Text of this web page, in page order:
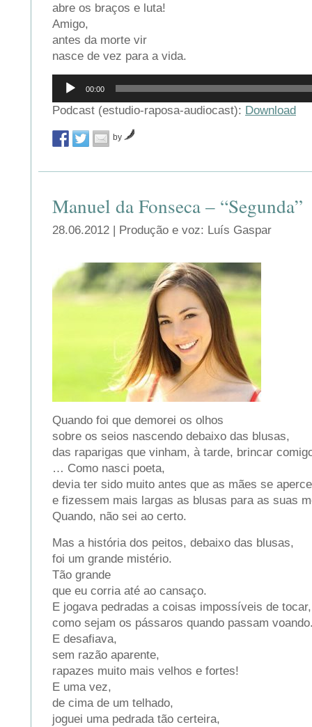
abre os braços e luta!
Amigo,
antes da morte vir
nasce de vez para a vida.
Reprodutor
áudio
00:00
Podcast (estudio-raposa-audiocast): Download
by
Manuel da Fonseca – “Segunda”
28.06.2012 | Produção e voz: Luís Gaspar
Quando foi que demorei os olhos
sobre os seios nascendo debaixo das blusas,
das raparigas que vinham, à tarde, brincar
… Como nasci poeta,
devia ter sido muito antes que as mães se
e fizessem mais largas as blusas para as suas
Quando, não sei ao certo.
Mas a história dos peitos, debaixo das blusas,
foi um grande mistério.
Tão grande
que eu corria até ao cansaço.
E jogava pedradas a coisas impossíveis de tocar,
como sejam os pássaros quando passam
E desafiava,
sem razão aparente,
rapazes muito mais velhos e fortes!
E uma vez,
de cima de um telhado,
joguei uma pedrada tão certeira,